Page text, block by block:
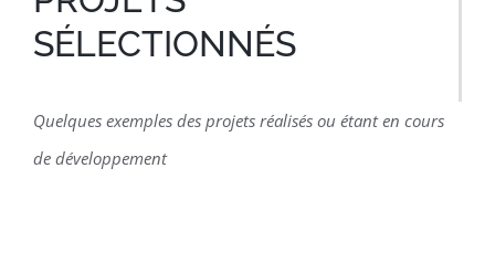
SÉLECTIONNÉS
Quelques exemples des projets réalisés ou étant en cours
de développement